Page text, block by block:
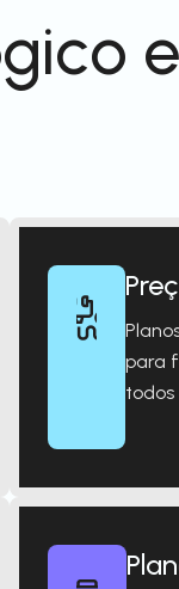
para
todos